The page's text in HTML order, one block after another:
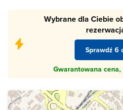
Wybrane dla Ciebie
Sprawdź 6
Gwarantowana